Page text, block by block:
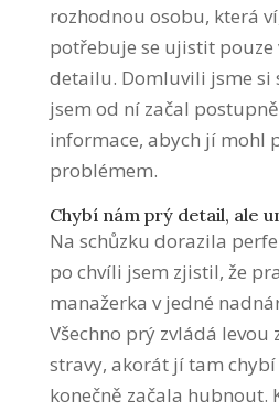
rozhodnou osobu, která
potřebuje se ujistit
detailu. Domluvili jsme si
jsem od ní začal
informace, abych jí mohl
problémem.
Chybí nám prý detail, ale
Na schůzku dorazila
po chvíli jsem zjistil, že
manažerka v jedné
Všechno prý zvládá levou
stravy, akorát jí tam
konečně začala hubnout.